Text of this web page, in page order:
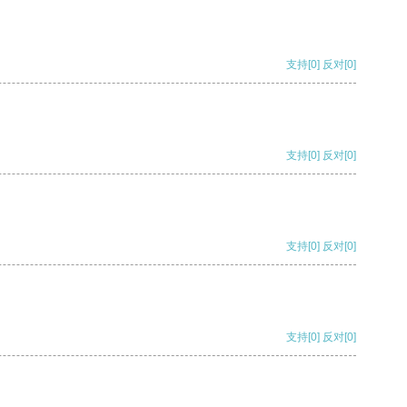
支持[0] 反对[0]
支持[0] 反对[0]
支持[0] 反对[0]
支持[0] 反对[0]